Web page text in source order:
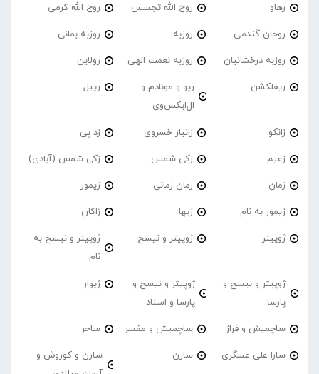
رهاو روح الله تجسس روح الله کرمی
روحان گندمی روزبه روزبه بمانی
روزبه درخشانیان روزبه نعمت الهی رولاین
ریفلکشن
رِیو و مونادم و
ال‌ایکس‌وی
رییل
زانکو زانیار خسروی زِد پی
زعیم زکی شمس زکی شمس (آبادی)
زمان زمان زمانی زیمور
زیمور به نام زیها ژاکان
ژوپیتر ژوپیتر و نیسح
ژوپیتر و نیسح به
نام
ژوپیتر و نیسح و
پارسا
ژوپیتر و نیسح و
پارسا و استاد
ژیوار
ساچمیش و فراز ساچمیش و مفسر ساحر
سارا علی عسگری سارن
سارن و کوروش و